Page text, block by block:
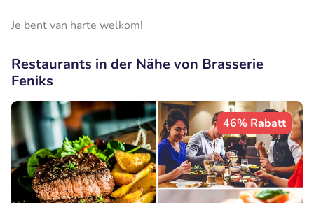
Je bent van harte welkom!
Restaurants in der Nähe von Brasserie
Feniks
46% Rabatt